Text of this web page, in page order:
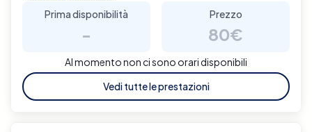
Prima disponibilità
-
Prezzo
80€
Al momento non ci sono orari disponibili
Vedi tutte le prestazioni